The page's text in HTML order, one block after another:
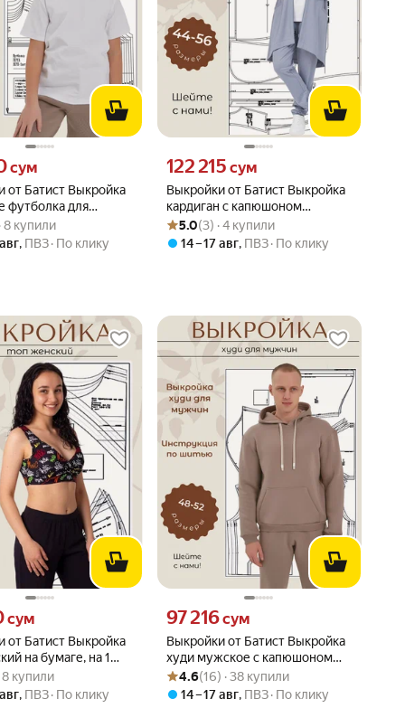
от Батист Выкройка
футболка для
и девочек размеры
140, 146, 152, 158,
сум вместо
сум
5.0 из 5
· 8 купили
8 купили
, ПВЗ По клику
Выкройки от Батист Выкройка
кардиган с капюшоном
женский размер 56 рост 164
Цена 122215 сум вместо
122 215 сум
Рейтинг товара: 5.0 из 5
Оценок: (3) · 4 купили
5.0(3) · 4 купили
14 – 17 авг, ПВЗ По клику
от Батист Выкройка
на бумаге, на 1
размеры
сум вместо
сум
4.0 из 5
· 8 купили
8 купили
, ПВЗ По клику
Выкройки от Батист Выкройка
худи мужское с капюшоном
размер 48,50,52 рост 170-177
см в натуральную величину
Цена 97216 сум вместо
97 216сум
Рейтинг товара: 4.6 из 5
Оценок: (16) · 38 купили
4.6(16) · 38 купили
14 – 17 авг, ПВЗ По клику